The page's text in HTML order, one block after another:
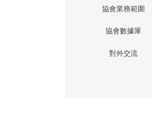
協會業務範圍
協會數據庫
對外交流